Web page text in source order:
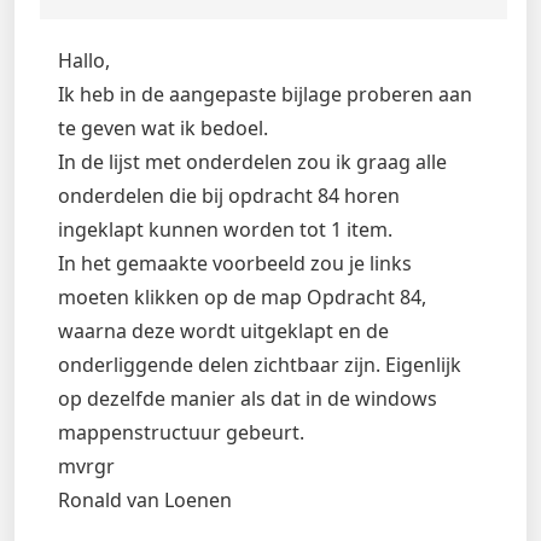
Hallo,
Ik heb in de aangepaste bijlage proberen aan
te geven wat ik bedoel.
In de lijst met onderdelen zou ik graag alle
onderdelen die bij opdracht 84 horen
ingeklapt kunnen worden tot 1 item.
In het gemaakte voorbeeld zou je links
moeten klikken op de map Opdracht 84,
waarna deze wordt uitgeklapt en de
onderliggende delen zichtbaar zijn. Eigenlijk
op dezelfde manier als dat in de windows
mappenstructuur gebeurt.
mvrgr
Ronald van Loenen